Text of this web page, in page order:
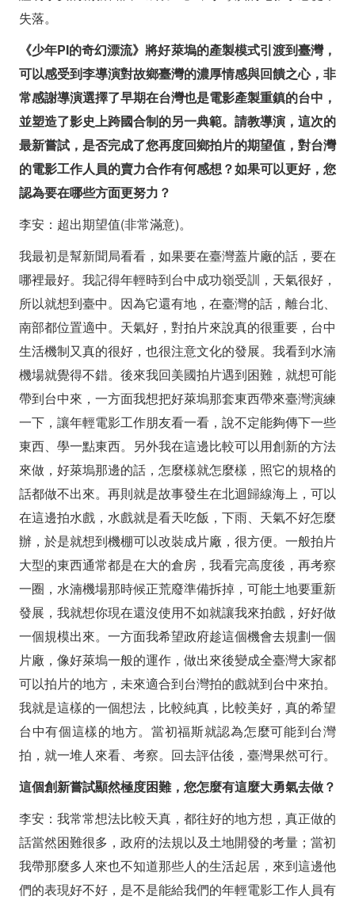
失落。
《少年PI的奇幻漂流》將好萊塢的產製模式引渡到臺灣，
可以感受到李導演對故鄉臺灣的濃厚情感與回饋之心，非
常感謝導演選擇了早期在台灣也是電影產製重鎮的台中，
並塑造了影史上跨國合制的另一典範。請教導演，這次的
最新嘗試，是否完成了您再度回鄉拍片的期望值，對台灣
的電影工作人員的賣力合作有何感想？如果可以更好，您
認為要在哪些方面更努力？
李安：超出期望值(非常滿意)。
我最初是幫新聞局看看，如果要在臺灣蓋片廠的話，要在
哪裡最好。我記得年輕時到台中成功嶺受訓，天氣很好，
所以就想到臺中。因為它還有地，在臺灣的話，離台北、
南部都位置適中。天氣好，對拍片來說真的很重要，台中
生活機制又真的很好，也很注意文化的發展。我看到水湳
機場就覺得不錯。後來我回美國拍片遇到困難，就想可能
帶到台中來，一方面我想把好萊塢那套東西帶來臺灣演練
一下，讓年輕電影工作朋友看一看，說不定能夠傳下一些
東西、學一點東西。另外我在這邊比較可以用創新的方法
來做，好萊塢那邊的話，怎麼樣就怎麼樣，照它的規格的
話都做不出來。再則就是故事發生在北迴歸線海上，可以
在這邊拍水戲，水戲就是看天吃飯，下雨、天氣不好怎麼
辦，於是就想到機棚可以改裝成片廠，很方便。一般拍片
大型的東西通常都是在大的倉房，我看完高度後，再考察
一圈，水湳機場那時候正荒廢準備拆掉，可能土地要重新
發展，我就想你現在還沒使用不如就讓我來拍戲，好好做
一個規模出來。一方面我希望政府趁這個機會去規劃一個
片廠，像好萊塢一般的運作，做出來後變成全臺灣大家都
可以拍片的地方，未來適合到台灣拍的戲就到台中來拍。
我就是這樣的一個想法，比較純真，比較美好，真的希望
台中有個這樣的地方。當初福斯就認為怎麼可能到台灣
拍，就一堆人來看、考察。回去評估後，臺灣果然可行。
這個創新嘗試顯然極度困難，您怎麼有這麼大勇氣去做？
李安：我常常想法比較天真，都往好的地方想，真正做的
話當然困難很多，政府的法規以及土地開發的考量；當初
我帶那麼多人來也不知道那些人的生活起居，來到這邊他
們的表現好不好，是不是能給我們的年輕電影工作人員有